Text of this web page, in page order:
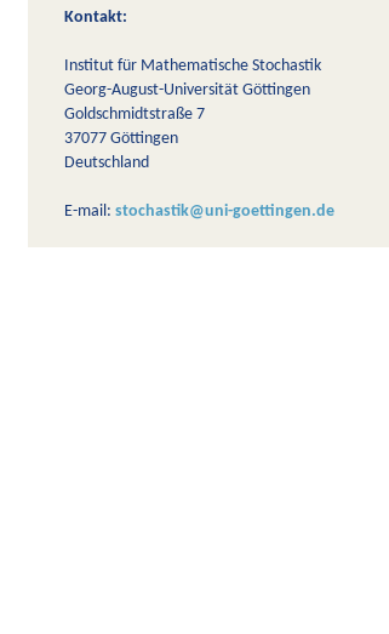
Kontakt:
Institut für Mathematische Stochastik
Georg-August-Universität Göttingen
Goldschmidtstraße 7
37077 Göttingen
Deutschland
E-mail: stochastik@uni-goettingen.de